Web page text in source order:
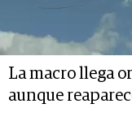
La macro llega
aunque